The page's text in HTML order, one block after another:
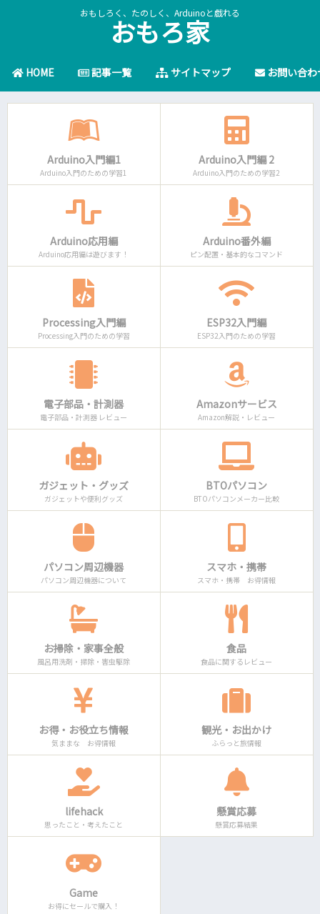
おもしろく、たのしく、Arduinoと戯れる
おもろ家
HOME 記事一覧 サイトマップ お問い合わ
Arduino入門編1
Arduino入門のための学習1
Arduino入門編 2
Arduino入門のための学習2
Arduino応用編
Arduino応用編は遊びます！
Arduino番外編
ピン配置・基本的なコマンド
Processing入門編
Processing入門のための学習
ESP32入門編
ESP32入門のための学習
電子部品・計測器
電子部品・計測器 レビュー
Amazonサービス
Amazon解説・レビュー
ガジェット・グッズ
ガジェットや便利グッズ
BTOパソコン
BTOパソコンメーカー比較
パソコン周辺機器
パソコン周辺機器について
スマホ・携帯
スマホ・携帯 お得情報
お掃除・家事全般
風呂用洗剤・掃除・害虫駆除
食品
食品に関するレビュー
お得・お役立ち情報
気ままな お得情報
観光・お出かけ
ふらっと旅情報
lifehack
思ったこと・考えたこと
懸賞応募
懸賞応募結果
Game
お得にセールで購入！